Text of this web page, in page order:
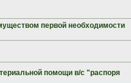
первой необходимости
помощи в/с "распоря